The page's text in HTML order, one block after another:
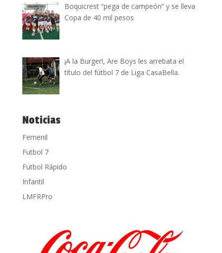
Boquicrest “pega de campeón” y se lleva
Copa de 40 mil pesos
¡A la Burger!, Are Boys les arrebata el
título del fútbol 7 de Liga CasaBella.
Noticias
Femenil
Futbol 7
Futbol Rápido
Infantil
LMFRPro